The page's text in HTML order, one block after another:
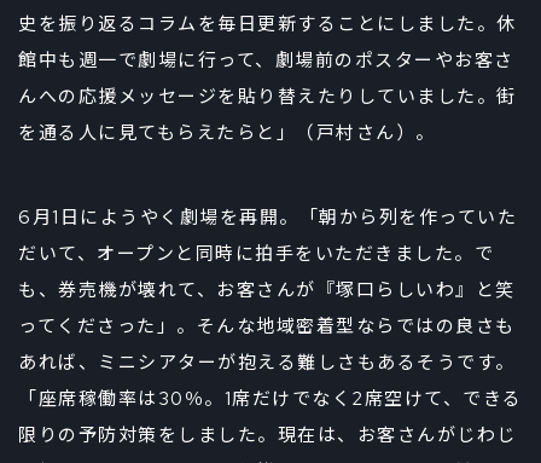
史を振り返るコラムを毎日更新することにしました。休
館中も週一で劇場に行って、劇場前のポスターやお客さ
んへの応援メッセージを貼り替えたりしていました。街
を通る人に見てもらえたらと」（戸村さん）。
6月1日にようやく劇場を再開。「朝から列を作っていた
だいて、オープンと同時に拍手をいただきました。で
も、券売機が壊れて、お客さんが『塚口らしいわ』と笑
ってくださった」。そんな地域密着型ならではの良さも
あれば、ミニシアターが抱える難しさもあるそうです。
「座席稼働率は30％。1席だけでなく2席空けて、できる
限りの予防対策をしました。現在は、お客さんがじわじ